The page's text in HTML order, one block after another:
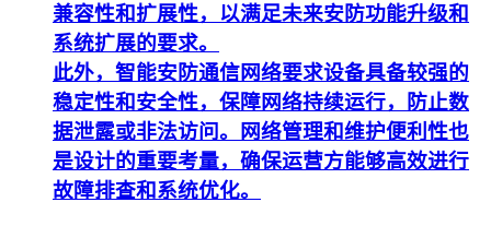
兼容性和扩展性，以满足未来安防功能升级和
系统扩展的要求。
此外，智能安防通信网络要求设备具备较强的
稳定性和安全性，保障网络持续运行，防止数
据泄露或非法访问。网络管理和维护便利性也
是设计的重要考量，确保运营方能够高效进行
故障排查和系统优化。